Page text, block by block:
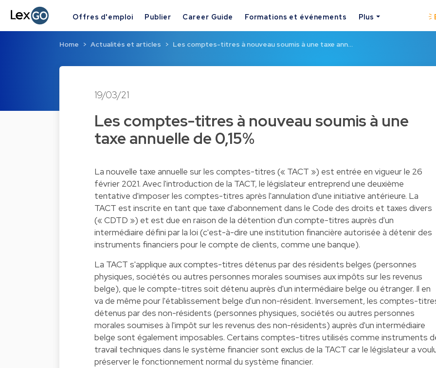
Offres d'emploi Publier Career Guide Formations et événements Plus
Home Actualités et articles Les comptes-titres à nouveau soumis à une taxe ann…
19/03/21
Les comptes-titres à nouveau soumis à une
taxe annuelle de 0,15%
La nouvelle taxe annuelle sur les comptes-titres (« TACT ») est entrée en vigueur le 26
février 2021. Avec l'introduction de la TACT, le législateur entreprend une deuxième
tentative d'imposer les comptes-titres après l'annulation d'une initiative antérieure. La
TACT est inscrite en tant que taxe d'abonnement dans le Code des droits et taxes divers
(« CDTD ») et est due en raison de la détention d'un compte-titres auprès d'un
intermédiaire défini par la loi (c'est-à-dire une institution financière autorisée à détenir des
instruments financiers pour le compte de clients, comme une banque).
La TACT s'applique aux comptes-titres détenus par des résidents belges (personnes
physiques, sociétés ou autres personnes morales soumises aux impôts sur les revenus
belge), que le compte-titres soit détenu auprès d'un intermédiaire belge ou étranger. Il en
va de même pour l'établissement belge d'un non-résident. Inversement, les comptes-
détenus par des non-résidents (personnes physiques, sociétés ou autres personnes
morales soumises à l'impôt sur les revenus des non-résidents) auprès d'un intermédiaire
belge sont également imposables. Certains comptes-titres utilisés comme instruments
travail techniques dans le système financier sont exclus de la TACT car le législateur a
préserver le fonctionnement normal du système financier.